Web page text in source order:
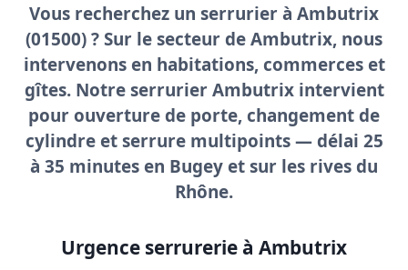
Vous recherchez un serrurier à Ambutrix
(01500) ? Sur le secteur de Ambutrix, nous
intervenons en habitations, commerces et
gîtes. Notre serrurier Ambutrixintervient
pour ouverture de porte, changement de
cylindre et serrure multipoints — délai 25
à 35 minutesen Bugey et sur les rives du
Rhône.
Urgence serrurerie à Ambutrix